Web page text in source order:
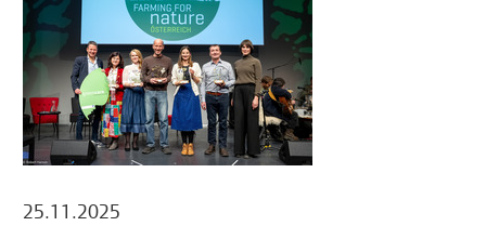
25.11.2025